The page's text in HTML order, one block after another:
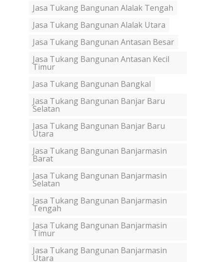
Jasa Tukang Bangunan Alalak Tengah
Jasa Tukang Bangunan Alalak Utara
Jasa Tukang Bangunan Antasan Besar
Jasa Tukang Bangunan Antasan Kecil
Timur
Jasa Tukang Bangunan Bangkal
Jasa Tukang Bangunan Banjar Baru
Selatan
Jasa Tukang Bangunan Banjar Baru
Utara
Jasa Tukang Bangunan Banjarmasin
Barat
Jasa Tukang Bangunan Banjarmasin
Selatan
Jasa Tukang Bangunan Banjarmasin
Tengah
Jasa Tukang Bangunan Banjarmasin
Timur
Jasa Tukang Bangunan Banjarmasin
Utara